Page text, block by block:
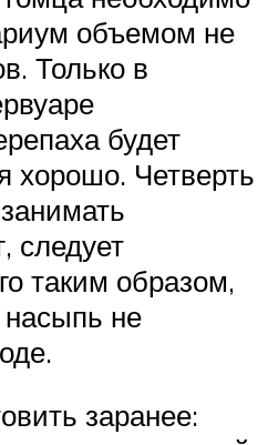
объемом не
Только в
будет
хорошо. Четверть
следует
таким образом,
не
заранее: